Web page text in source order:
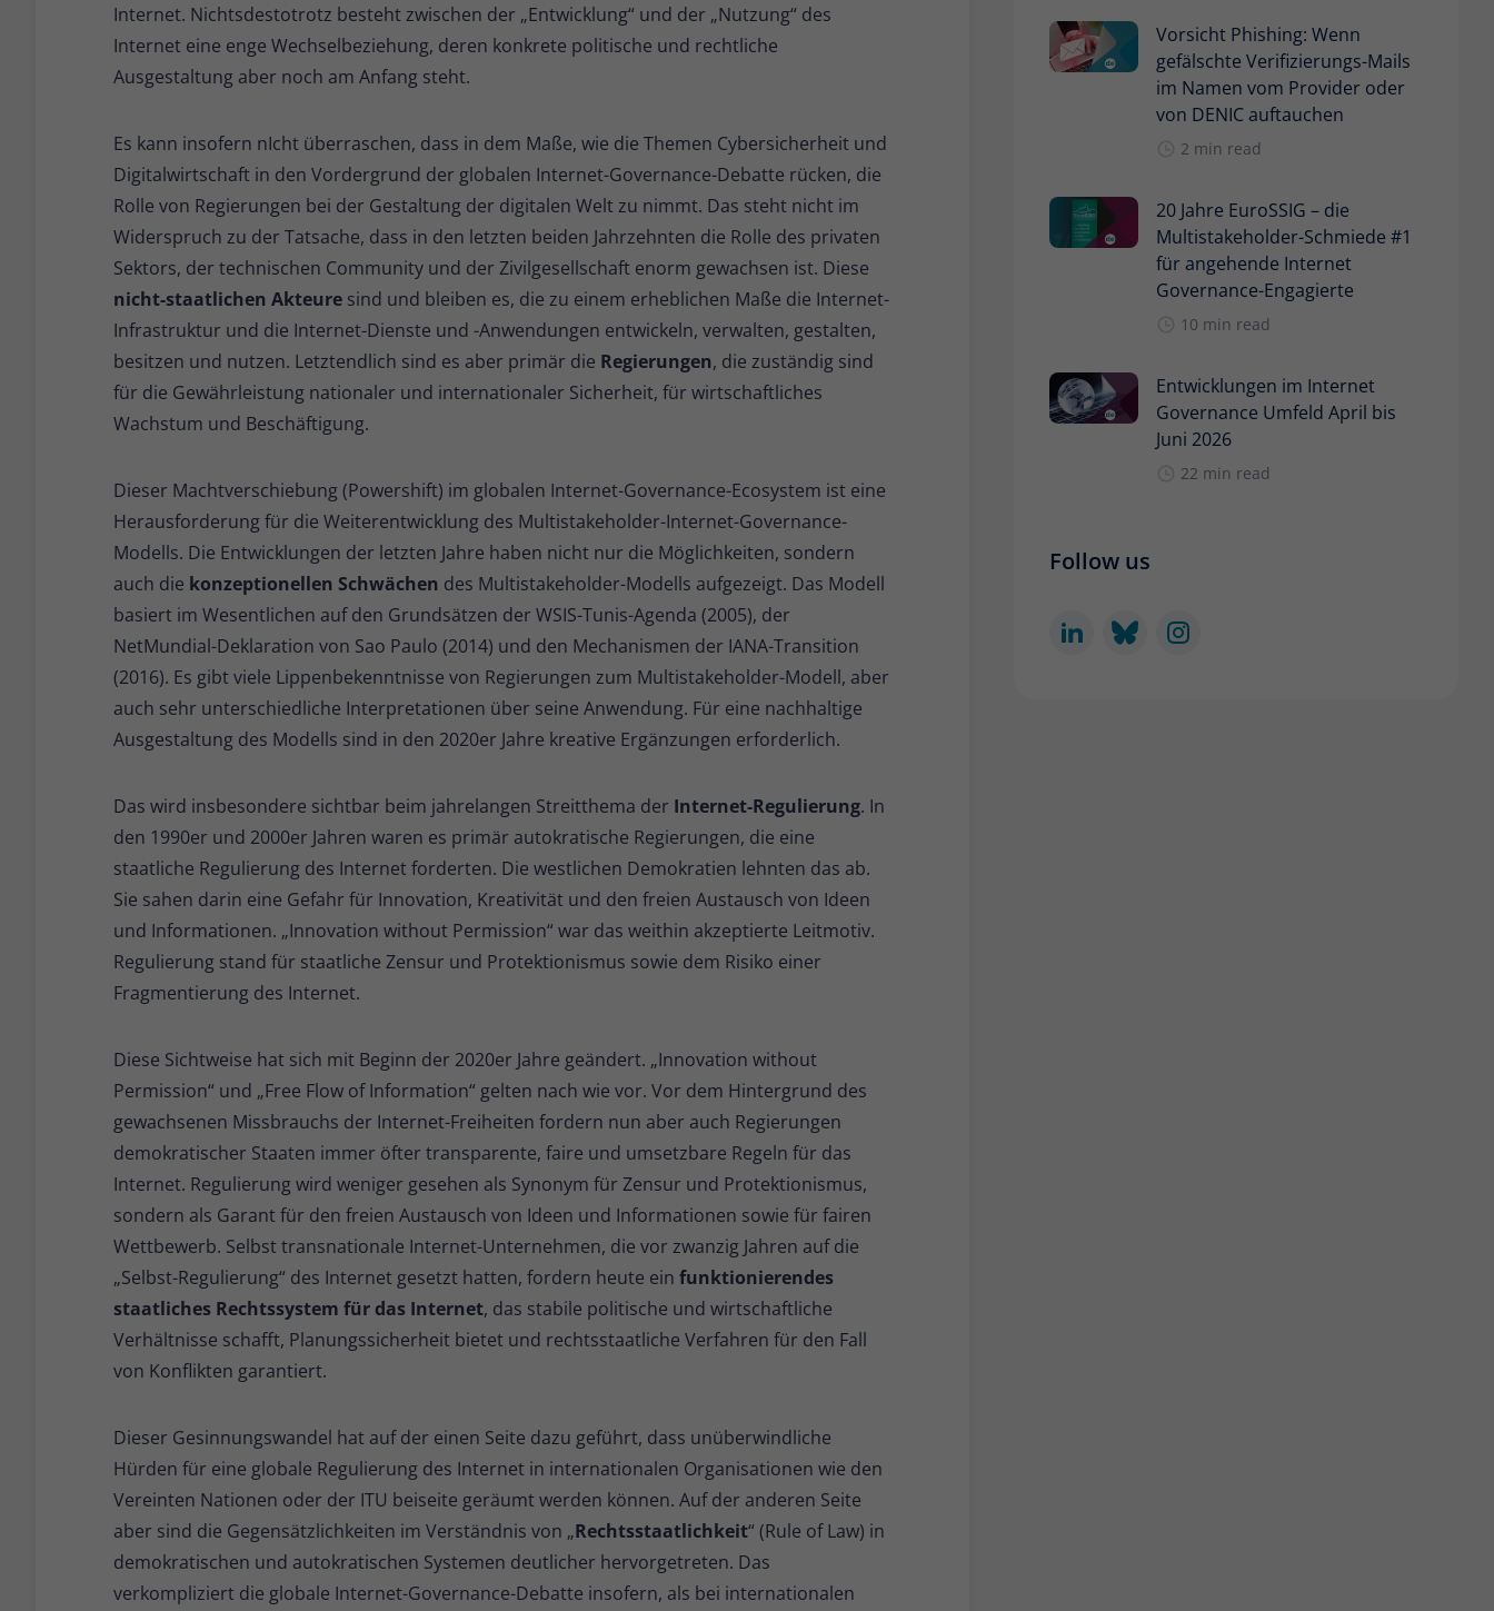
Internet. Nichtsdestotrotz besteht zwischen der „Entwicklung“ und der „Nutzung“ des
Internet eine enge Wechselbeziehung, deren konkrete politische und rechtliche
Ausgestaltung aber noch am Anfang steht.
Es kann insofern nIcht überraschen, dass in dem Maße, wie die Themen Cybersicherheit und
Digitalwirtschaft in den Vordergrund der globalen Internet-Governance-Debatte rücken, die
Rolle von Regierungen bei der Gestaltung der digitalen Welt zu nimmt. Das steht nicht im
Widerspruch zu der Tatsache, dass in den letzten beiden Jahrzehnten die Rolle des privaten
Sektors, der technischen Community und der Zivilgesellschaft enorm gewachsen ist. Diese
nicht-staatlichen Akteure sind und bleiben es, die zu einem erheblichen Maße die Internet-
Infrastruktur und die Internet-Dienste und -Anwendungen entwickeln, verwalten, gestalten,
besitzen und nutzen. Letztendlich sind es aber primär die Regierungen, die zuständig sind
für die Gewährleistung nationaler und internationaler Sicherheit, für wirtschaftliches
Wachstum und Beschäftigung.
Dieser Machtverschiebung (Powershift) im globalen Internet-Governance-Ecosystem ist eine
Herausforderung für die Weiterentwicklung des Multistakeholder-Internet-Governance-
Modells. Die Entwicklungen der letzten Jahre haben nicht nur die Möglichkeiten, sondern
auch die konzeptionellen Schwächen des Multistakeholder-Modells aufgezeigt. Das Modell
basiert im Wesentlichen auf den Grundsätzen der WSIS-Tunis-Agenda (2005), der
NetMundial-Deklaration von Sao Paulo (2014) und den Mechanismen der IANA-Transition
(2016). Es gibt viele Lippenbekenntnisse von Regierungen zum Multistakeholder-Modell, aber
auch sehr unterschiedliche Interpretationen über seine Anwendung. Für eine nachhaltige
Ausgestaltung des Modells sind in den 2020er Jahre kreative Ergänzungen erforderlich.
Das wird insbesondere sichtbar beim jahrelangen Streitthema der Internet-Regulierung. In
den 1990er und 2000er Jahren waren es primär autokratische Regierungen, die eine
staatliche Regulierung des Internet forderten. Die westlichen Demokratien lehnten das ab.
Sie sahen darin eine Gefahr für Innovation, Kreativität und den freien Austausch von Ideen
und Informationen. „Innovation without Permission“ war das weithin akzeptierte Leitmotiv.
Regulierung stand für staatliche Zensur und Protektionismus sowie dem Risiko einer
Fragmentierung des Internet.
Diese Sichtweise hat sich mit Beginn der 2020er Jahre geändert. „Innovation without
Permission“ und „Free Flow of Information“ gelten nach wie vor. Vor dem Hintergrund des
gewachsenen Missbrauchs der Internet-Freiheiten fordern nun aber auch Regierungen
demokratischer Staaten immer öfter transparente, faire und umsetzbare Regeln für das
Internet. Regulierung wird weniger gesehen als Synonym für Zensur und Protektionismus,
sondern als Garant für den freien Austausch von Ideen und Informationen sowie für fairen
Wettbewerb. Selbst transnationale Internet-Unternehmen, die vor zwanzig Jahren auf die
„Selbst-Regulierung“ des Internet gesetzt hatten, fordern heute ein funktionierendes
staatliches Rechtssystem für das Internet, das stabile politische und wirtschaftliche
Verhältnisse schafft, Planungssicherheit bietet und rechtsstaatliche Verfahren für den Fall
von Konflikten garantiert.
Dieser Gesinnungswandel hat auf der einen Seite dazu geführt, dass unüberwindliche
Hürden für eine globale Regulierung des Internet in internationalen Organisationen wie den
Vereinten Nationen oder der ITU beiseite geräumt werden können. Auf der anderen Seite
aber sind die Gegensätzlichkeiten im Verständnis von „Rechtsstaatlichkeit“ (Rule of Law) in
demokratischen und autokratischen Systemen deutlicher hervorgetreten. Das
verkompliziert die globale Internet-Governance-Debatte insofern, als bei internationalen
Vorsicht Phishing: Wenn
gefälschte Verifizierungs-Mails
im Namen vom Provider oder
von DENIC auftauchen
2 min read
20 Jahre EuroSSIG – die
Multistakeholder-Schmiede #1
für angehende Internet
Governance-Engagierte
10 min read
Entwicklungen im Internet
Governance Umfeld April bis
Juni 2026
22 min read
Follow us